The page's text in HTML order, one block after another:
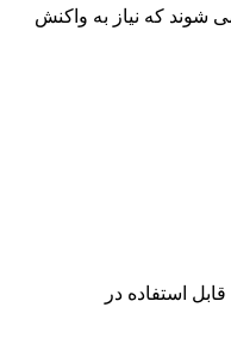
شوند که نیاز به واکنش
استفاده در